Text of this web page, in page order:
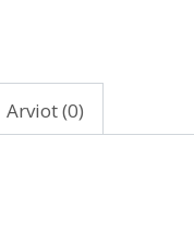
Arviot (0)